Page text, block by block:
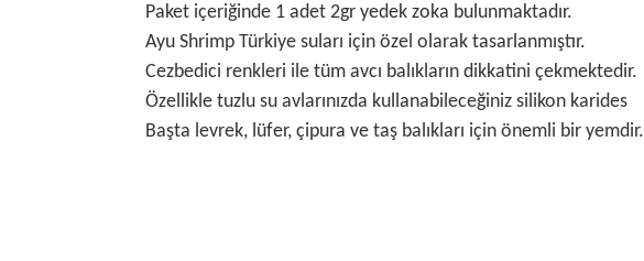
Paket içeriğinde 1 adet 2gr yedek zoka bulunmaktadır.
Ayu Shrimp Türkiye suları için özel olarak tasarlanmıştır.
Cezbedici renkleri ile tüm avcı balıkların dikkatini çekmektedir.
Özellikle tuzlu su avlarınızda kullanabileceğiniz silikon karides
Başta levrek, lüfer, çipura ve taş balıkları için önemli bir yemdir.